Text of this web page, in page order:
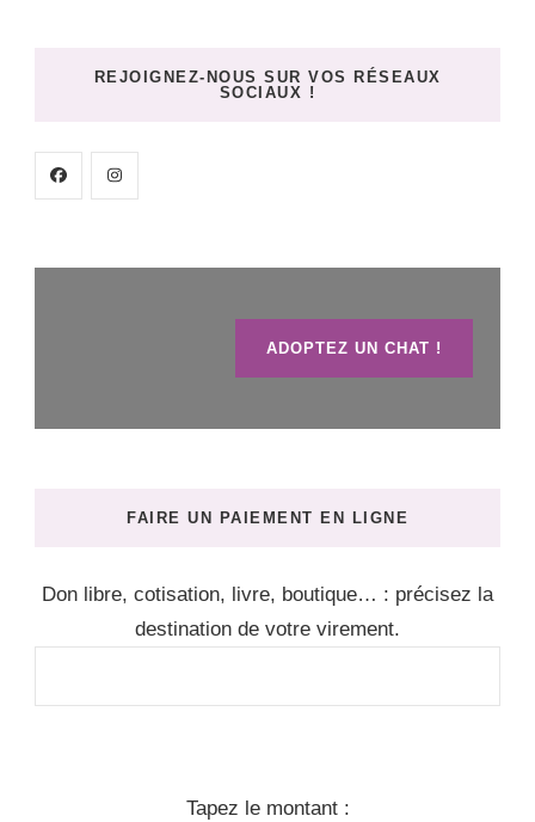
REJOIGNEZ-NOUS SUR VOS RÉSEAUX
SOCIAUX !
ADOPTEZ UN CHAT !
FAIRE UN PAIEMENT EN LIGNE
Don libre, cotisation, livre, boutique… : précisez la
destination de votre virement.
Tapez le montant :